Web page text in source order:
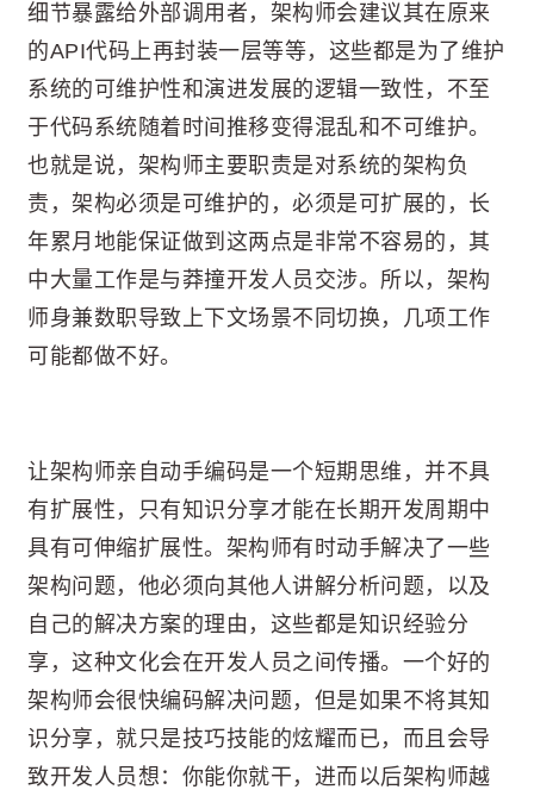
细节暴露给外部调用者，架构师会建议其在原来
的API代码上再封装一层等等，这些都是为了维护
系统的可维护性和演进发展的逻辑一致性，不至
于代码系统随着时间推移变得混乱和不可维护。
也就是说，架构师主要职责是对系统的架构负
责，架构必须是可维护的，必须是可扩展的，长
年累月地能保证做到这两点是非常不容易的，其
中大量工作是与莽撞开发人员交涉。所以，架构
师身兼数职导致上下文场景不同切换，几项工作
可能都做不好。
让架构师亲自动手编码是一个短期思维，并不具
有扩展性，只有知识分享才能在长期开发周期中
具有可伸缩扩展性。架构师有时动手解决了一些
架构问题，他必须向其他人讲解分析问题，以及
自己的解决方案的理由，这些都是知识经验分
享，这种文化会在开发人员之间传播。一个好的
架构师会很快编码解决问题，但是如果不将其知
识分享，就只是技巧技能的炫耀而已，而且会导
致开发人员想：你能你就干，进而以后架构师越